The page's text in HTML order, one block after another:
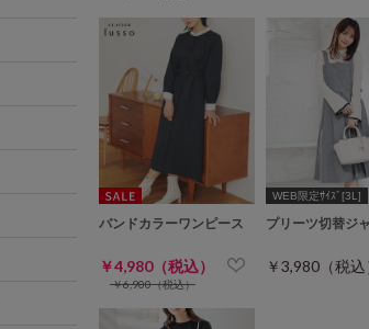
バンドカラーワンピース
￥4,980（税込）
￥6,900（税込）
WEB限定ｻｲｽﾞ[3L]
プリーツ切替ジ
￥3,980（税込